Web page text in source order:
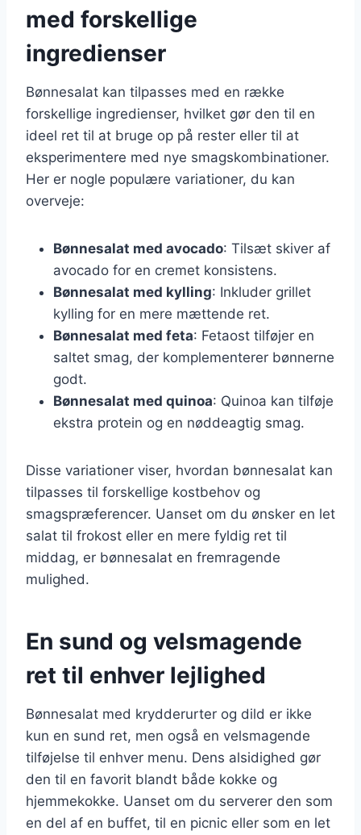
med forskellige
ingredienser
Bønnesalat kan tilpasses med en række
forskellige ingredienser, hvilket gør den til en
ideel ret til at bruge op på rester eller til at
eksperimentere med nye smagskombinationer.
Her er nogle populære variationer, du kan
overveje:
Bønnesalat med avocado: Tilsæt skiver af
avocado for en cremet konsistens.
Bønnesalat med kylling: Inkluder grillet
kylling for en mere mættende ret.
Bønnesalat med feta: Fetaost tilføjer en
saltet smag, der komplementerer bønnerne
godt.
Bønnesalat med quinoa: Quinoa kan tilføje
ekstra protein og en nøddeagtig smag.
Disse variationer viser, hvordan bønnesalat kan
tilpasses til forskellige kostbehov og
smagspræferencer. Uanset om du ønsker en let
salat til frokost eller en mere fyldig ret til
middag, er bønnesalat en fremragende
mulighed.
En sund og velsmagende
ret til enhver lejlighed
Bønnesalat med krydderurter og dild er ikke
kun en sund ret, men også en velsmagende
tilføjelse til enhver menu. Dens alsidighed gør
den til en favorit blandt både kokke og
hjemmekokke. Uanset om du serverer den som
en del af en buffet, til en picnic eller som en let